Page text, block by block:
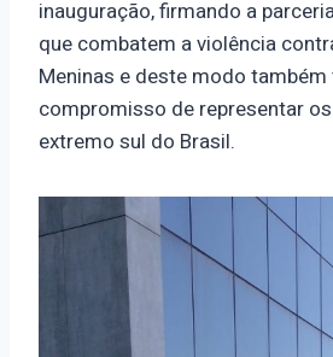
inauguração, firmando a
que combatem a violência
Meninas e deste modo também
compromisso de representar
extremo sul do Brasil.